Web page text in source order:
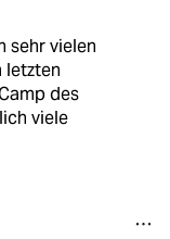
sehr vielen
letzten
des
viele